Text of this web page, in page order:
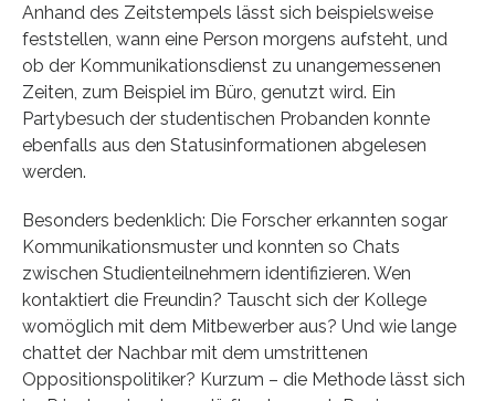
Anhand des Zeitstempels lässt sich beispielsweise
feststellen, wann eine Person morgens aufsteht, und
ob der Kommunikationsdienst zu unangemessenen
Zeiten, zum Beispiel im Büro, genutzt wird. Ein
Partybesuch der studentischen Probanden konnte
ebenfalls aus den Statusinformationen abgelesen
werden.
Besonders bedenklich: Die Forscher erkannten sogar
Kommunikationsmuster und konnten so Chats
zwischen Studienteilnehmern identifizieren. Wen
kontaktiert die Freundin? Tauscht sich der Kollege
womöglich mit dem Mitbewerber aus? Und wie lange
chattet der Nachbar mit dem umstrittenen
Oppositionspolitiker? Kurzum – die Methode lässt sich